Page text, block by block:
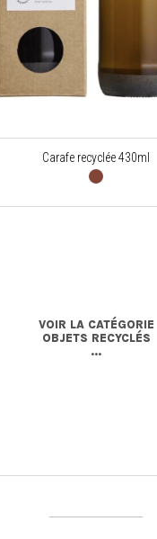
Carafe recyclée 430ml
VOIR LA CATÉGORIE
OBJETS RECYCLÉS
...